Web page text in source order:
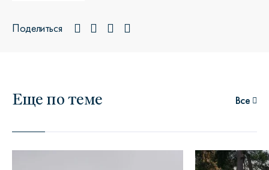
Поделиться
Еще по теме Все